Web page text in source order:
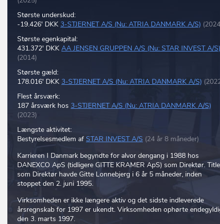
Største underskud:
-19.426' DKK 3-STJERNET A/S (Nu: ATRIA DANMARK A/S)
Største egenkapital:
431.372' DKK AA JENSEN GRUPPEN A/S (Nu: STAR INVEST A/S)
(2014)
Største gæld:
178.016' DKK 3-STJERNET A/S (Nu: ATRIA DANMARK A/S)
Flest årsværk:
187 årsværk hos 3-STJERNET A/S (Nu: ATRIA DANMARK A/S)
(2023)
Længste aktivitet:
Bestyrelsesmedlem af STAR INVEST A/S (24 år 8 måneder)
Karrieren I Danmark begyndte for alvor dengang i 1988 hos
DANEXCO ApS (tidligere GITTE KRAMER ApS) som Direktør.
som Direktør havde Gitte Lonnebjerg i 6 år 5 måneder, inden
stoppet den 2. juni 1995.
Virksomheden er ikke længere aktiv og det sidste indleverede
årsregnskab for 1997 er ukendt. Virksomheden ophørte
den 3. marts 1997.